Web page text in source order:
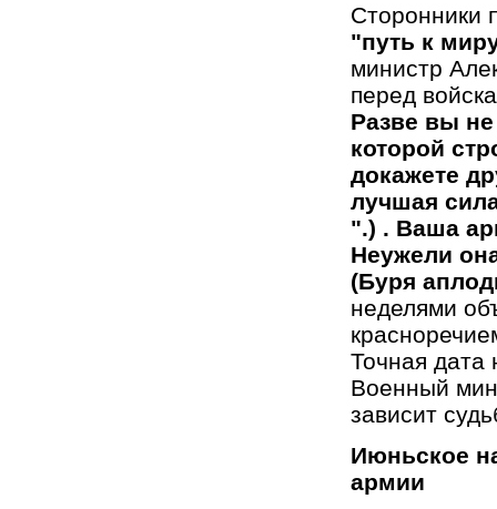
Сторонники
"путь к
министр
перед
Разве вы
которой
докажете
лучшая
".) . Ваша
Неужели
(Буря
неделями
Точная дата
Военный
зависит
Июньское
армии